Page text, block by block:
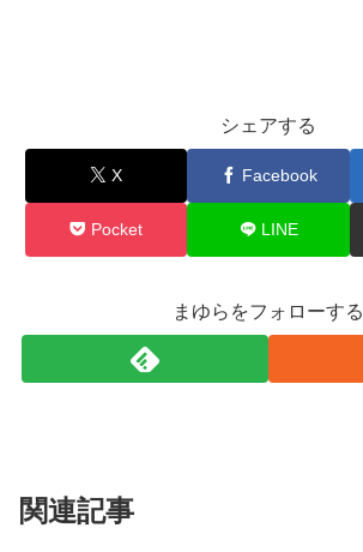
シェアする
X Facebook
Pocket LINE
まゆらをフォローする
関連記事